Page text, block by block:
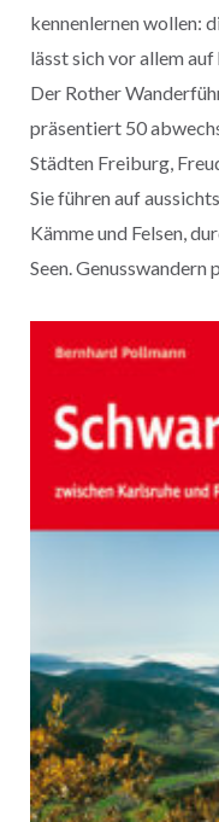
kennenlernen wollen:
lässt sich vor allem
Der Rother
präsentiert 50
Städten Freiburg,
Sie führen auf
Kämme und Felsen,
Seen. Genusswandern